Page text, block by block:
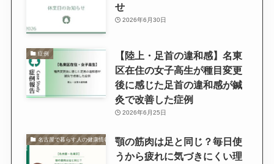
せ
2026年6月30日
症例
【陸上・足首の違和感】名東
区在住の女子高生が種目変更
後に感じた足首の違和感が鍼
灸で改善した症例
2026年6月25日
名古屋で暮らす人の健康情報
顎の筋肉は足と同じ？毎日使
うから疲れに気づきにくい理